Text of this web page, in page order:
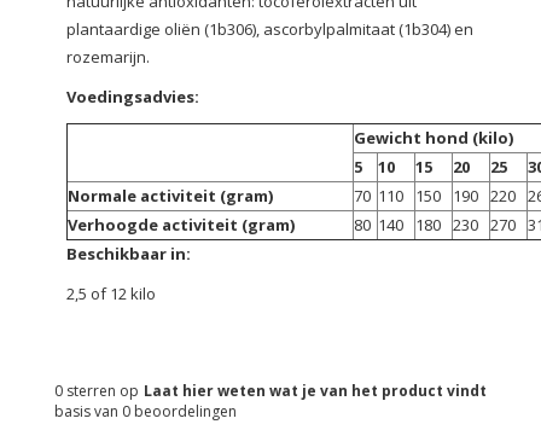
plantaardige oliën (1b306), ascorbylpalmitaat (1b304) en
rozemarijn.
Voedingsadvies:
Gewicht hond (kilo)
5
10 15 20 25
Normale activiteit (gram)
70 110 150 190 220
Verhoogde activiteit (gram)
80 140 180 230 270
Beschikbaar in:
2,5 of 12 kilo
Laat hier weten wat je van het product vindt
0 sterren op
basis van 0 beoordelingen